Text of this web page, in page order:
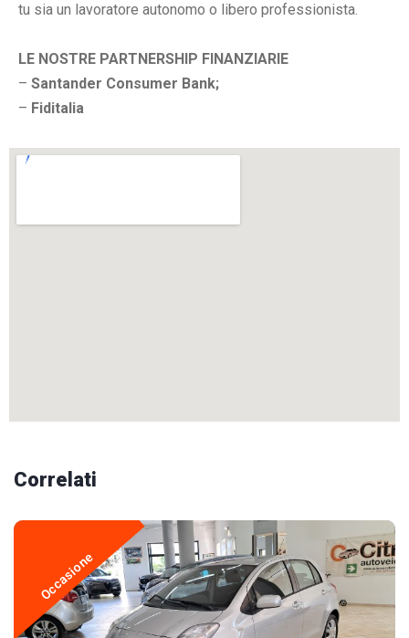
tu sia un lavoratore autonomo o libero professionista.
LE NOSTRE PARTNERSHIP FINANZIARIE
– Santander Consumer Bank;
– Fiditalia
Correlati
Occasione